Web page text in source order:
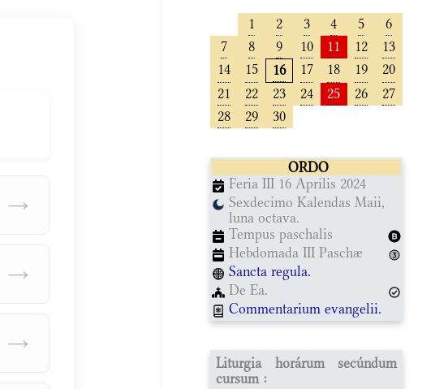
→
→
→
1 2 3 4 5
6
7
8 9 10 11 12
13
14
15 16 17 18 19
20
21
22 23 24 25 26
27
28
29 30
ORDO
Feria III 16 Aprilis 2024
Sexdecimo Kalendas Maii,
luna octava.
Tempus paschalis
Hebdomada III Paschæ
Sancta regula.
De Ea.
Commentarium evangelii.
Liturgia horárum secúndum
cursum :